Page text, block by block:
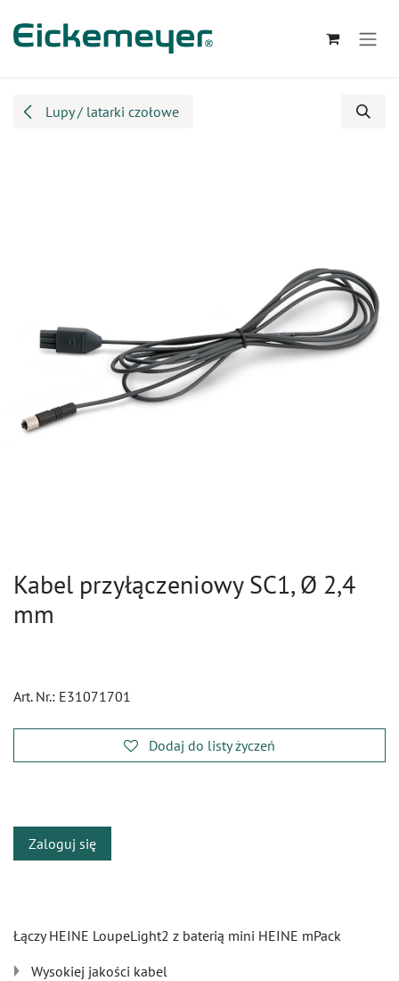
Lupy / latarki czołowe
Kabel przyłączeniowy SC1, Ø 2,4
mm
Art. Nr.: E31071701
Dodaj do listy życzeń
Zaloguj się
Łączy HEINE LoupeLight2 z baterią mini HEINE mPack
Wysokiej jakości kabel